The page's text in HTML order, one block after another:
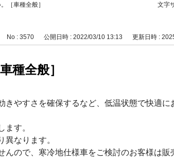
文字
［車種全般］
No : 3570 公開日時 : 2022/03/10 13:13 更新日時 :
種全般］
やすさを確保するなど、低温状態で快適に
す。
なります。
ので、寒冷地仕様車をご検討のお客様は販